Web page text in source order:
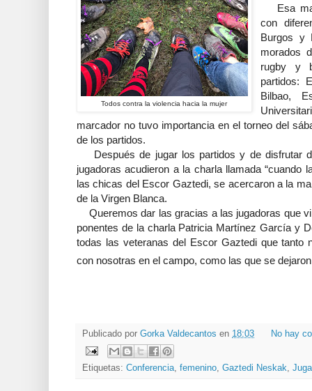
Todos contra la violencia hacia la mujer
Esa
con
Burgos y
morados
rugby y
partidos:
Bilbao,
marcador no tuvo importancia en el torneo del
de los partidos.
Después de jugar los partidos y de disfrutar
jugadoras acudieron a la charla llamada “cuando
las chicas del Escor Gaztedi, se acercaron a la
de la Virgen Blanca.
Queremos dar las gracias a las jugadoras que
ponentes de la charla Patricia Martínez García y
todas las veteranas del Escor Gaztedi que tanto
con nosotras en el campo, como las que se
Publicado por Gorka Valdecantos en 18:03 No hay
Etiquetas: Conferencia, femenino, Gaztedi Neskak,